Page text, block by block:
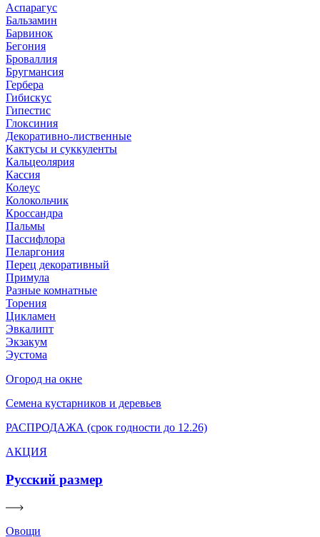
Аспарагус
Бальзамин
Барвинок
Бегония
Броваллия
Бругмансия
Гербера
Гибискус
Гипестис
Глоксиния
Декоративно-лиственные
Кактусы и суккуленты
Кальцеолярия
Кассия
Колеус
Колокольчик
Кроссандра
Пальмы
Пассифлора
Пеларгония
Перец декоративный
Примула
Разные комнатные
Торения
Цикламен
Эвкалипт
Экзакум
Эустома
Огород на окне
Семена кустарников и деревьев
РАСПРОДАЖА (срок годности до 12.26)
АКЦИЯ
Русский размер
Овощи